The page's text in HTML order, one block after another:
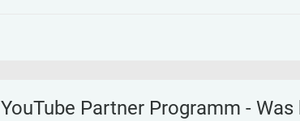
YouTube Partner Programm -